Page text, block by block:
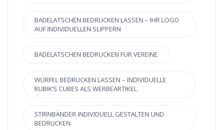
BADELATSCHEN BEDRUCKEN LASSEN – IHR LOGO
AUF INDIVIDUELLEN SLIPPERN
BADELATSCHEN BEDRUCKEN FÜR VEREINE
WÜRFEL BEDRUCKEN LASSEN – INDIVIDUELLE
RUBIK’S CUBES ALS WERBEARTIKEL
STIRNBÄNDER INDIVIDUELL GESTALTEN UND
BEDRUCKEN